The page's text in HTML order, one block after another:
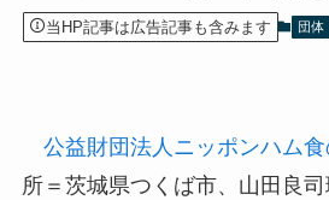
当HP記事は広告記事も含みます 団体
公益財団法人ニッポンハム
所＝茨城県つくば市、山田良